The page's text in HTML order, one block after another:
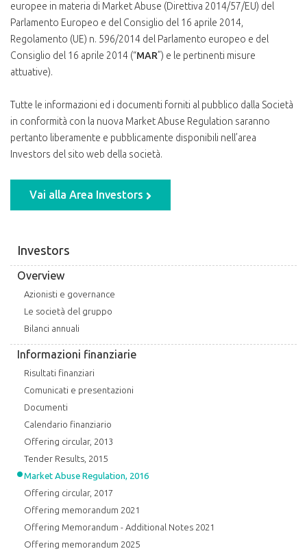
Investors
Overview
Azionisti e governance
Le società del gruppo
Bilanci annuali
Informazioni finanziarie
Risultati finanziari
Comunicati e presentazioni
Documenti
Calendario finanziario
Offering circular, 2013
Tender Results, 2015
Market Abuse Regulation, 2016
Offering circular, 2017
Offering memorandum 2021
Offering Memorandum - Additional Notes 2021
Offering memorandum 2025
europee in materia di Market Abuse (Direttiva 2014/57/EU) del
Parlamento Europeo e del Consiglio del 16 aprile 2014,
Regolamento (UE) n. 596/2014 del Parlamento europeo e del
Consiglio del 16 aprile 2014 (“MAR”) e le pertinenti misure
attuative).
Tutte le informazioni ed i documenti forniti al pubblico dalla Società
in conformità con la nuova Market Abuse Regulation saranno
pertanto liberamente e pubblicamente disponibili nell’area
Investors del sito web della società.
Vai alla Area Investors